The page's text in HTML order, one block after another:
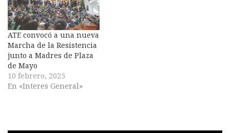
ATE convocó a una nueva
Marcha de la Resistencia
junto a Madres de Plaza
de Mayo
10 febrero, 2025
En «Interes General»